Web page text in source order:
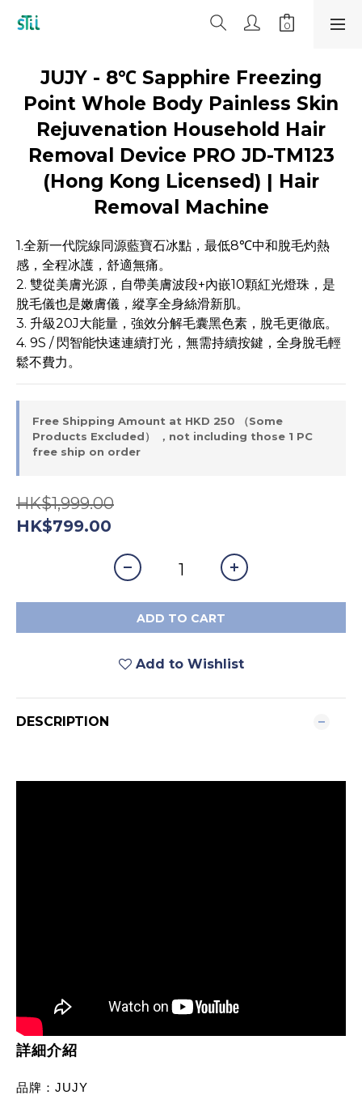
JUJY - 8℃ Sapphire Freezing
Point Whole Body Painless Skin
Rejuvenation Household Hair
Removal Device PRO JD-TM123
(Hong Kong Licensed) | Hair
Removal Machine
1.全新一代院線同源藍寶石冰點，最低8℃中和脫毛灼熱
感，全程冰護，舒適無痛。
2. 雙從美膚光源，自帶美膚波段+內嵌10顆紅光燈珠，是
脫毛儀也是嫩膚儀，縱享全身絲滑新肌。
3. 升級20J大能量，強效分解毛囊黑色素，脫毛更徹底。
4. 9S / 閃智能快速連續打光，無需持續按鍵，全身脫毛輕
鬆不費力。
Free Shipping Amount at HKD 250 （Some
Products Excluded） ，not including those 1 PC
free ship on order
HK$1,999.00
HK$799.00
ADD TO CART
Add to Wishlist
DESCRIPTION
詳細介紹
品牌：JUJY